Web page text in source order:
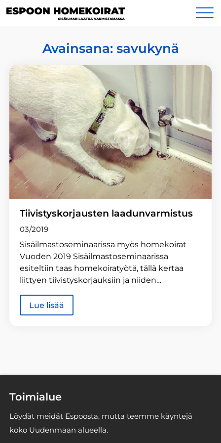
sisältöön
Yhteystiedot
Avainsana: savukynä
Tiivistyskorjausten laadunvarmistus
03/2019
Sisäilmastoseminaarissa myös homekoirat
Vuoden 2019 Sisäilmastoseminaarissa
esiteltiin taas homekoiratyötä, tällä kertaa
liittyen tiivistyskorjauksiin ja niiden…
Lue lisää
Toimialue
Löydät meidät Espoosta, mutta teemme käyntejä
koko Uudenmaan alueella.